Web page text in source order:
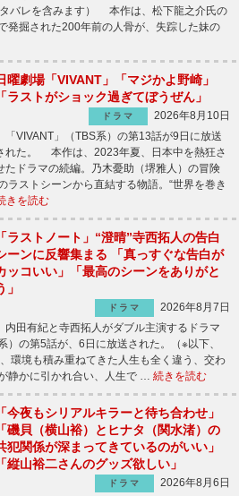
バレを含みます） 本作は、松下龍之介氏の
発掘された200年前の人骨が、失踪した妹の
曜劇場「VIVANT」「マジかよ野崎」
「ラストがショック過ぎてぼうぜん」
ドラマ
2026年8月10日
「VIVANT」（TBS系）の第13話が9日に放送
れた。 本作は、2023年夏、日本中を熱狂さ
たドラマの続編。乃木憂助（堺雅人）の冒険
ラストシーンから直結する物語。“世界を巻き
きを読む
「ラストノート」“澄晴”寺西拓人の告白
ーンに反響集まる 「真っすぐな告白が
ッコいい」「最高のシーンをありがと
」
ドラマ
2026年8月7日
内田有紀と寺西拓人がダブル主演するドラマ
）の第5話が、6日に放送された。（※以下、
境も積み重ねてきた人生も全く違う、交わ
静かに引かれ合い、人生で … 続きを読む
「今夜もシリアルキラーと待ち合わせ」
「磯貝（横山裕）とヒナタ（関水渚）の
犯関係が深まってきているのがいい」
「縦山裕二さんのグッズ欲しい」
ドラマ
2026年8月6日